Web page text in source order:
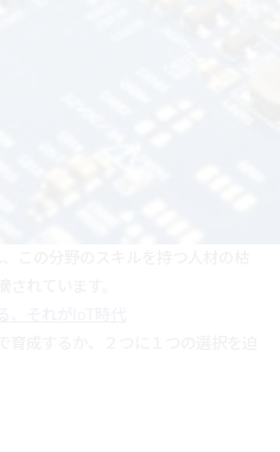
この分野のスキルを持つ人材の枯
れています。
、それがIoT時代
成するか、２つに１つの選択を迫